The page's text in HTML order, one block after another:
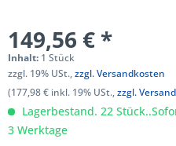
149,56 € *
Inhalt: 1 Stück
zzgl. 19% USt.,zzgl. Versandkosten
(177,98 € inkl. 19% USt.,zzgl.
Lagerbestand. 22
3 Werktage